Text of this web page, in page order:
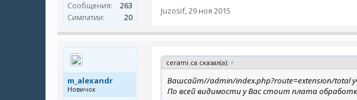
Сообщения:
263
Симпатии:
20
Juzosif,29 ноя 2015
m_alexandr
Новичок
cerami.ca сказал(а): ↑
Вашсайт//admin/index.php?route=extension/total
По всей видимости у Вас стоит плата